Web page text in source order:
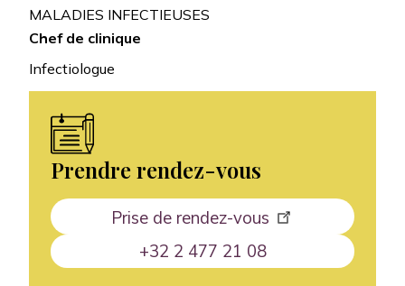
MALADIES INFECTIEUSES
Chef de clinique
Infectiologue
Prendre rendez-vous
Prise de rendez-vous
+32 2 477 21 08